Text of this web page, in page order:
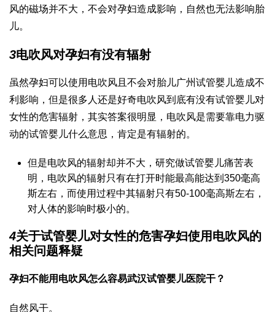
风的磁场并不大，不会对孕妇造成影响，自然也无法影响胎
儿。
3电吹风对孕妇有没有辐射
虽然孕妇可以使用电吹风且不会对胎儿广州试管婴儿造成不
利影响，但是很多人还是好奇电吹风到底有没有试管婴儿对
女性的危害辐射，其实答案很明显，电吹风是需要靠电力驱
动的试管婴儿什么意思 ，肯定是有辐射的。
但是电吹风的辐射却并不大，研究做试管婴儿痛苦表
明，电吹风的辐射只有在打开时能最高能达到350毫高
斯左右，而使用过程中其辐射只有50-100毫高斯左右，
对人体的影响时极小的。
4关于试管婴儿对女性的危害孕妇使用电吹风的
相关问题释疑
孕妇不能用电吹风怎么容易武汉试管婴儿医院干？
自然风干。